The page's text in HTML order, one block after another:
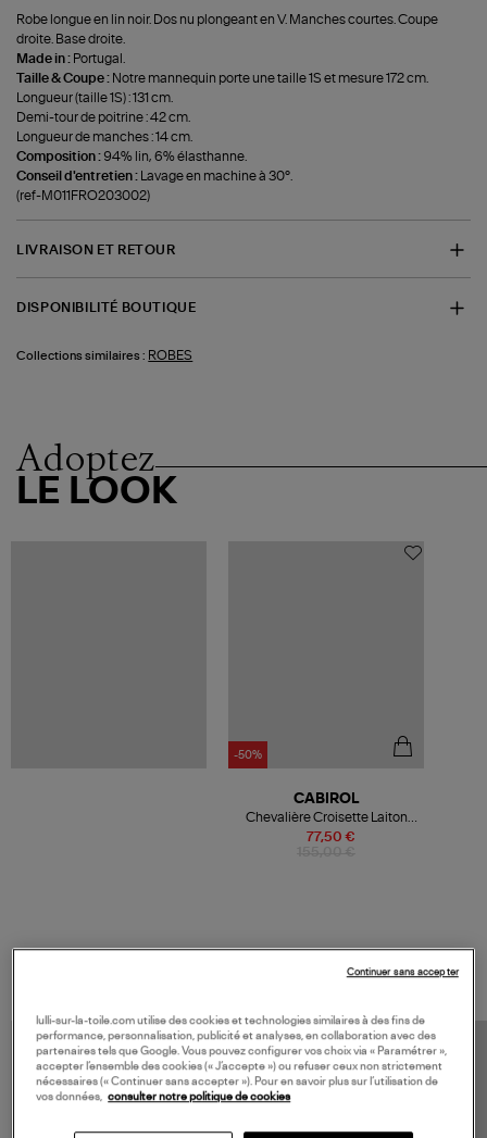
Robe longue en lin noir. Dos nu plongeant en V. Manches courtes. Coupe
droite. Base droite.
Made in : Portugal.
Taille & Coupe : Notre mannequin porte une taille 1S et mesure 172 cm.
Longueur (taille 1S) : 131 cm.
Demi-tour de poitrine : 42 cm.
Longueur de manches : 14 cm.
Composition : 94% lin, 6% élasthanne.
Conseil d'entretien :
Lavage en machine à 30°.
(ref-M011FRO203002)
LIVRAISON ET RETOUR
DISPONIBILITÉ BOUTIQUE
Collections similaires : ROBES
Adoptez
LE LOOK
-50%
77,50 €
CABIROL
Chevalière Croisette Laiton
Parme
VOS DERNIERS PRODUITS VUS
lulli-sur-la-toile.com utilise des cookies et technologies similaires à des fins de
performance, personnalisation, publicité et analyses, en collaboration avec des
partenaires tels que Google. Vous pouvez configurer vos choix via « Paramétrer »,
accepter l’ensemble des cookies (« J’accepte ») ou refuser ceux non strictement
nécessaires (« Continuer sans accepter »). Pour en savoir plus sur l’utilisation de
vos données,
consulter notre politique de cookies
Continuer sans accepter